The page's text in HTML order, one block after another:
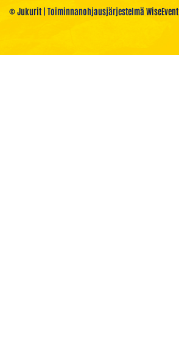
© Jukurit | Toiminnanohjausjärjestelmä WiseEvent